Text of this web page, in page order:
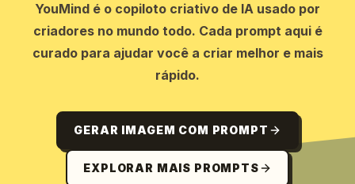
YouMind é o copiloto criativo de IA usado por
criadores no mundo todo. Cada prompt aqui é
curado para ajudar você a criar melhor e mais
rápido.
GERAR IMAGEM COM PROMPT
EXPLORAR MAIS PROMPTS